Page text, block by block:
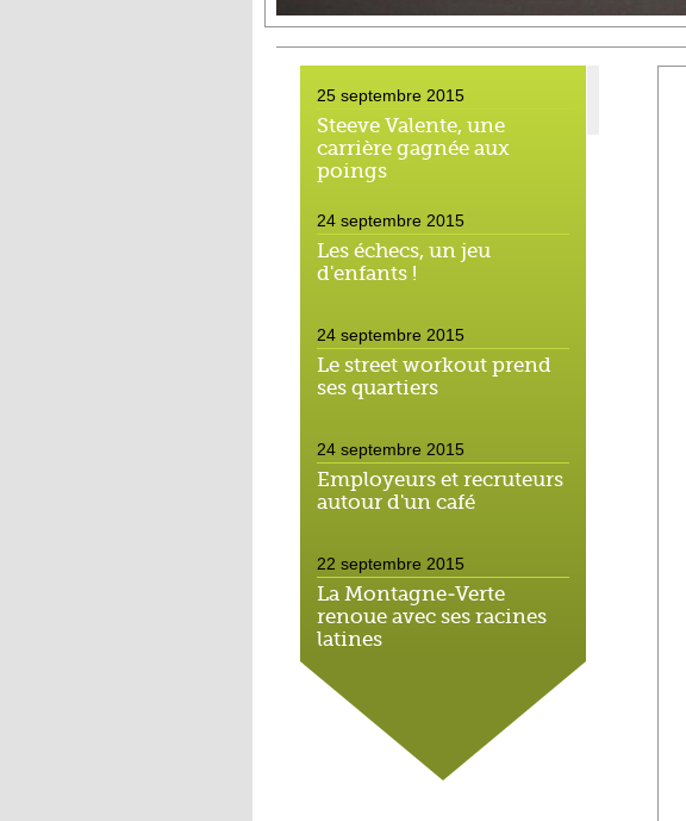
25 septembre 2015
Steeve Valente, une
carrière gagnée aux
poings
24 septembre 2015
Les échecs, un jeu
d'enfants !
24 septembre 2015
Le street workout prend
ses quartiers
24 septembre 2015
Employeurs et recruteurs
autour d'un café
22 septembre 2015
La Montagne-Verte
renoue avec ses racines
latines
22 septembre 2015
Un Carrefour Contact à
l'Elsau courant automne